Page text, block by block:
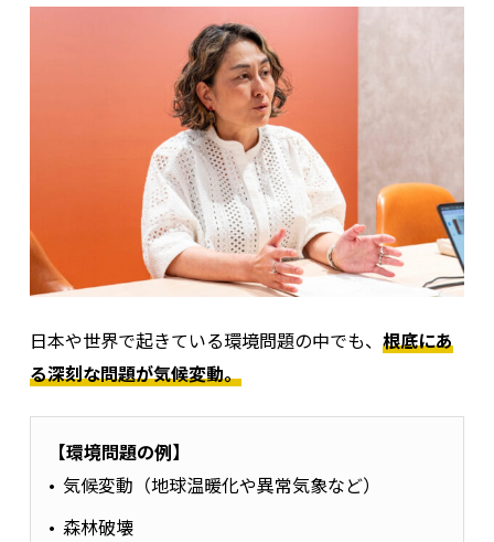
日本や世界で起きている環境問題の中でも、 根底にあ
る深刻な問題が気候変動。
【環境問題の例】
気候変動（地球温暖化や異常気象など）
森林破壊